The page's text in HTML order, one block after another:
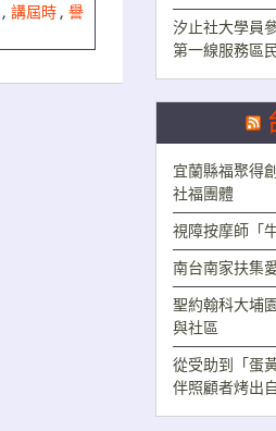
, 講屆時 , 譽
汐止社大學員
第一線服務區
宜蘭縣福聚得
社福團體
視障按摩師「
南台南家扶集
聖約翰科大埔
與社區
從受助到「蛋
伴照顧者烤出